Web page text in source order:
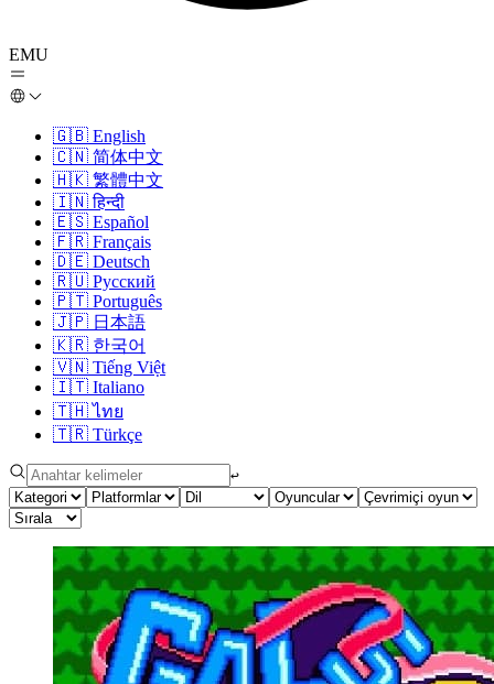
EMU
🇬🇧 English
🇨🇳 简体中文
🇭🇰 繁體中文
🇮🇳 हिन्दी
🇪🇸 Español
🇫🇷 Français
🇩🇪 Deutsch
🇷🇺 Русский
🇵🇹 Português
🇯🇵 日本語
🇰🇷 한국어
🇻🇳 Tiếng Việt
🇮🇹 Italiano
🇹🇭 ไทย
🇹🇷 Türkçe
↩︎